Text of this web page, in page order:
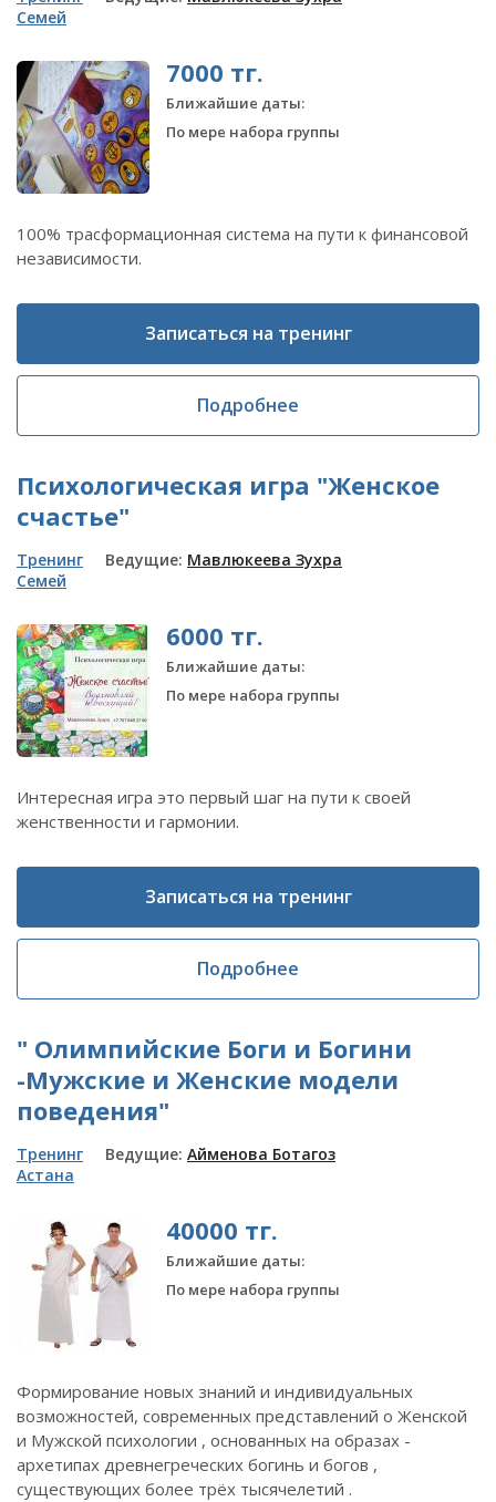
Семей
7000 тг.
Ближайшие даты:
По мере набора группы
100% трасформационная система на пути к финансовой
независимости.
Записаться на тренинг
Подробнее
Психологическая игра "Женское
счастье"
Тренинг
Семей
Ведущие: Мавлюкеева Зухра
6000 тг.
Ближайшие даты:
По мере набора группы
Интересная игра это первый шаг на пути к своей
женственности и гармонии.
Записаться на тренинг
Подробнее
" Олимпийские Боги и Богини
-Мужские и Женские модели
поведения"
Тренинг
Астана
Ведущие: Айменова Ботагоз
40000 тг.
Ближайшие даты:
По мере набора группы
Формирование новых знаний и индивидуальных
возможностей, современных представлений о Женской
и Мужской психологии , основанных на образах -
архетипах древнегреческих богинь и богов ,
существующих более трёх тысячелетий .